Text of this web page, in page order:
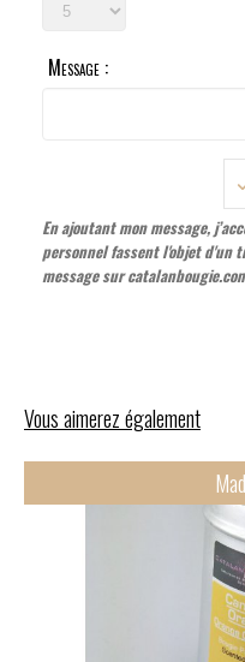
Message :
En ajoutant mon message,
personnel fassent l'objet d'un
message sur
Vous aimerez également